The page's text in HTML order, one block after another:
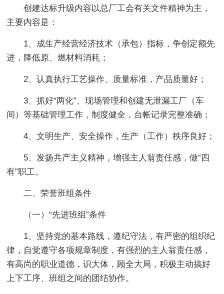
创建达标升级内容以总厂工会有关文件精神为主，
主要内容是：
1、成生产经营经济技术（承包）指标，争创定额先
进，降低原、燃材料消耗；
2、认真执行工艺操作、质量标准，产品质量好；
3、抓好“两化”、现场管理和创建无泄漏工厂（车
间）等基础管理工作，制度健全，台帐记录完整准确；
4、文明生产、安全操作，生产（工作）秩序良好；
5、发扬共产主义精神，增强主人翁责任感，做“四
有”职工。
二、荣誉班组条件
（一）“先进班组”条件
1、坚持党的基本路线，遵纪守法，有严密的组织纪
律，自觉遵守各项规章制度，有强烈的主人翁责任感，
有高尚的职业道德，识大体，顾全大局，积极主动搞好
上下工序、班组之间的团结协作。